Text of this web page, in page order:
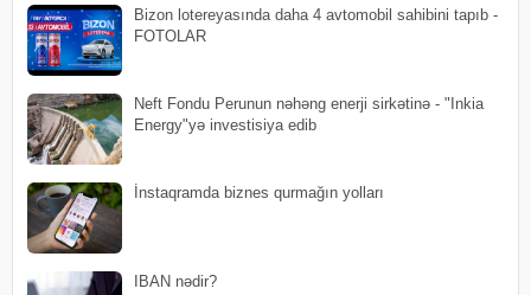
Bizon lotereyasında daha 4 avtomobil sahibini tapıb -
FOTOLAR
Neft Fondu Perunun nəhəng enerji sirkətinə - "Inkia
Energy"yə investisiya edib
İnstaqramda biznes qurmağın yolları
IBAN nədir?